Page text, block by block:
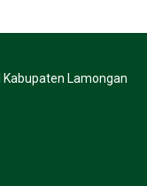
Kabupaten Lamongan